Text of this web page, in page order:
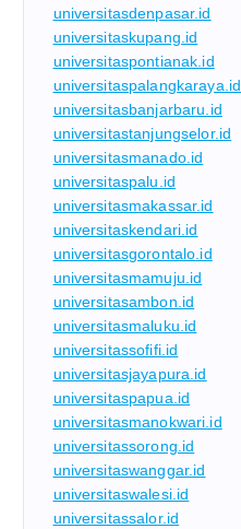
universitasdenpasar.id
universitaskupang.id
universitaspontianak.id
universitaspalangkaraya.id
universitasbanjarbaru.id
universitastanjungselor.id
universitasmanado.id
universitaspalu.id
universitasmakassar.id
universitaskendari.id
universitasgorontalo.id
universitasmamuju.id
universitasambon.id
universitasmaluku.id
universitassofifi.id
universitasjayapura.id
universitaspapua.id
universitasmanokwari.id
universitassorong.id
universitaswanggar.id
universitaswalesi.id
universitassalor.id